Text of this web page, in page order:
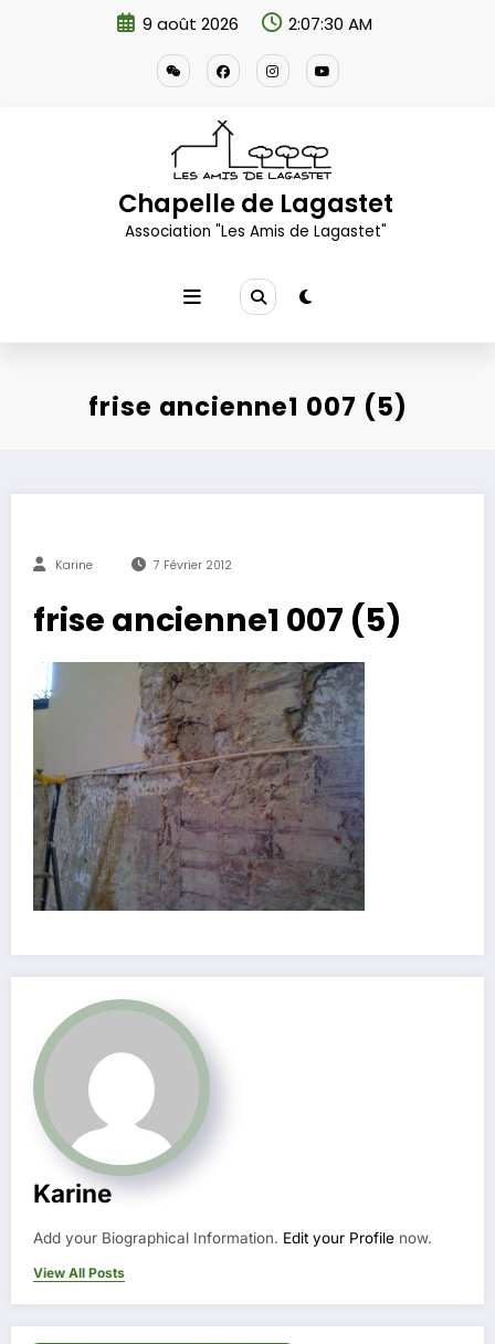
9 août 2026 2:07:31 AM
Chapelle de Lagastet
Association "Les Amis de Lagastet"
frise ancienne1 007 (5)
Karine 7 Février 2012
frise ancienne1 007 (5)
Karine
Add your Biographical Information. Edit your Profile now.
View All Posts